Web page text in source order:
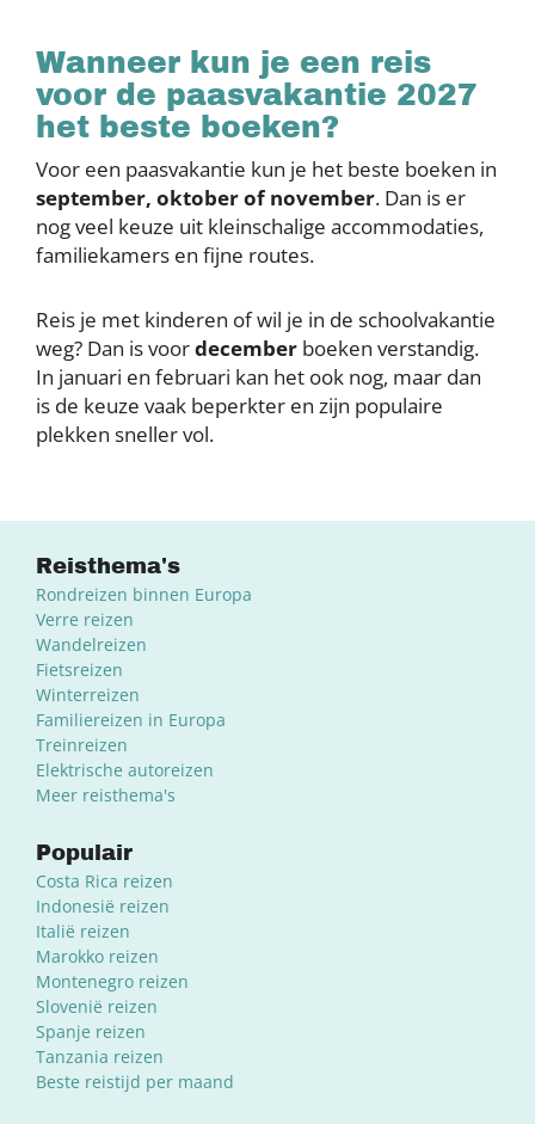
Wanneer kun je een reis
voor de paasvakantie 2027
het beste boeken?
Voor een paasvakantie kun je het beste boeken in
september, oktober of november. Dan is er
nog veel keuze uit kleinschalige accommodaties,
familiekamers en fijne routes.
Reis je met kinderen of wil je in de schoolvakantie
weg? Dan is voordecember boeken verstandig.
In januari en februari kan het ook nog, maar dan
is de keuze vaak beperkter en zijn populaire
plekken sneller vol.
Reisthema's
Rondreizen binnen Europa
Verre reizen
Wandelreizen
Fietsreizen
Winterreizen
Familiereizen in Europa
Treinreizen
Elektrische autoreizen
Meer reisthema's
Populair
Costa Rica reizen
Indonesië reizen
Italië reizen
Marokko reizen
Montenegro reizen
Slovenië reizen
Spanje reizen
Tanzania reizen
Beste reistijd per maand